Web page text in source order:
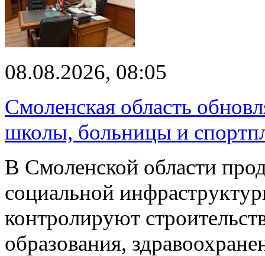
08.08.2026, 08:05
Смоленская область
школы, больницы и
В Смоленской области
социальной
контролируют
образования,